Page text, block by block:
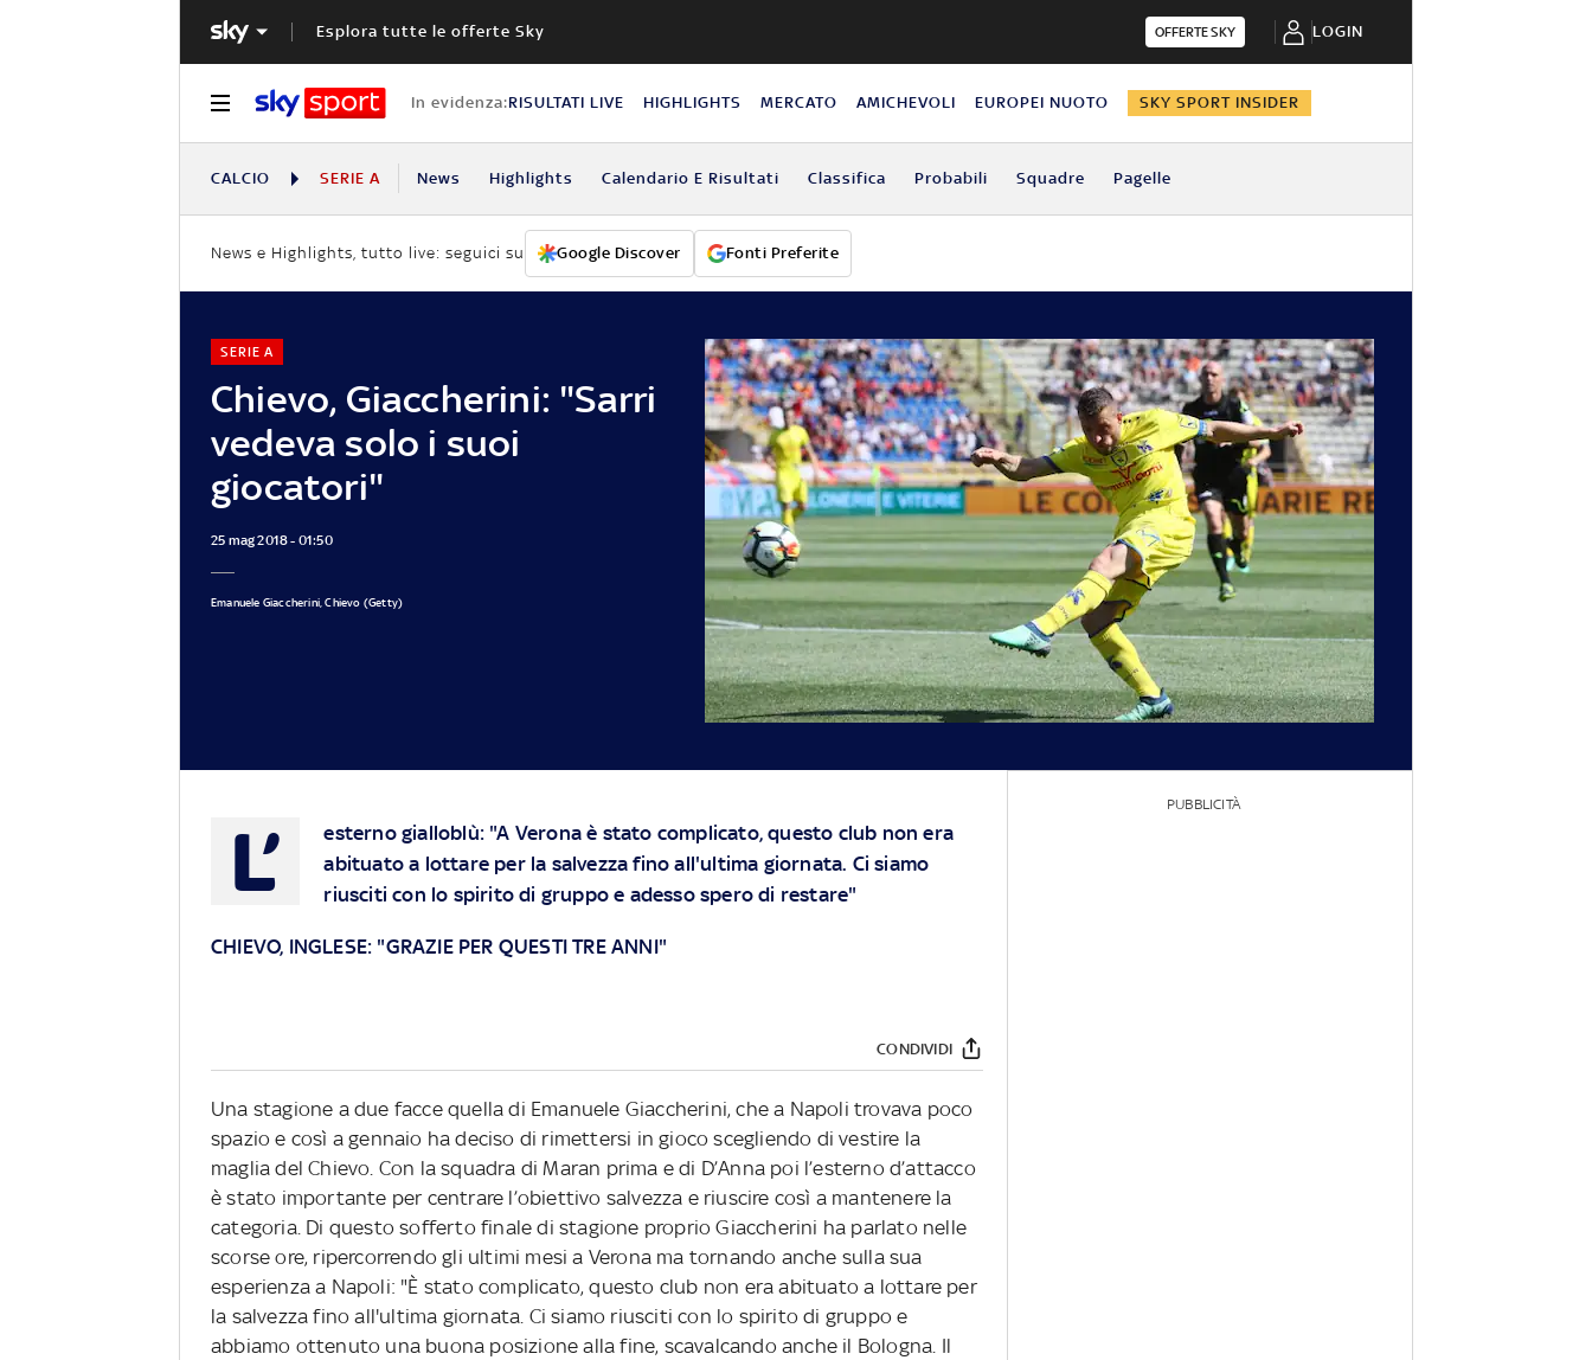
Esplora tutte le offerte Sky OFFERTE SKY LOGIN
In evidenza:RISULTATI LIVE HIGHLIGHTS MERCATO AMICHEVOLI EUROPEI NUOTO SKY SPORT INSIDER
CALCIO SERIE A News Highlights Calendario E Risultati Classifica Probabili Squadre Pagelle
News e Highlights, tutto live: seguici su Google Discover Fonti Preferite
Chievo, Giaccherini: "Sarri
vedeva solo i suoi
giocatori"
SERIE A
25 mag 2018 - 01:50
Emanuele Giaccherini, Chievo (Getty)
L’
esterno gialloblù: "A Verona è stato complicato, questo club non era
abituato a lottare per la salvezza fino all'ultima giornata. Ci siamo
riusciti con lo spirito di gruppo e adesso spero di restare"
CHIEVO, INGLESE: "GRAZIE PER QUESTI TRE ANNI"
CONDIVIDI
Una stagione a due facce quella di Emanuele Giaccherini, che a Napoli trovava poco
spazio e così a gennaio ha deciso di rimettersi in gioco scegliendo di vestire la
maglia del Chievo. Con la squadra di Maran prima e di D’Anna poi l’esterno d’attacco
è stato importante per centrare l’obiettivo salvezza e riuscire così a mantenere la
categoria. Di questo sofferto finale di stagione proprio Giaccherini ha parlato nelle
scorse ore, ripercorrendo gli ultimi mesi a Verona ma tornando anche sulla sua
esperienza a Napoli: "È stato complicato, questo club non era abituato a lottare per
la salvezza fino all'ultima giornata. Ci siamo riusciti con lo spirito di gruppo e
abbiamo ottenuto una buona posizione alla fine, scavalcando anche il Bologna. Il
PUBBLICITÀ